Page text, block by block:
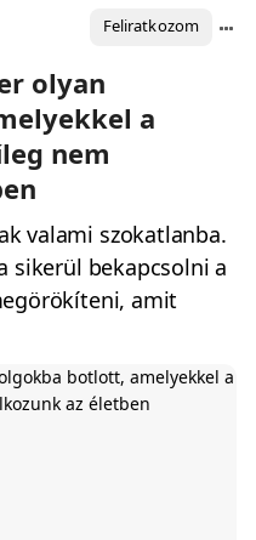
Feliratkozom
olyan
a
nem
valami szokatlanba.
sikerül bekapcsolni a
amit